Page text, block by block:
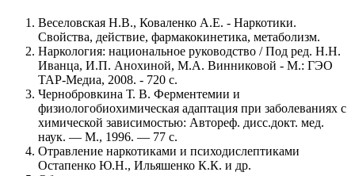
Веселовская Н.В., Коваленко А.Е. - Наркотики.
Свойства, действие, фармакокинетика, метаболизм.
Наркология: национальное руководство / Под ред. Н.Н.
Иванца, И.П. Анохиной, М.А. Винниковой - М.: ГЭО
ТАР-Медиа, 2008. - 720 с.
Чернобровкина Т. В. Ферментемии и
физиологобиохимическая адаптация при заболеваниях с
химической зависимостью: Автореф. дисс.докт. мед.
наук. — М., 1996. — 77 с.
Отравление наркотиками и психодислептиками
Остапенко Ю.Н., Ильяшенко К.К. и др.